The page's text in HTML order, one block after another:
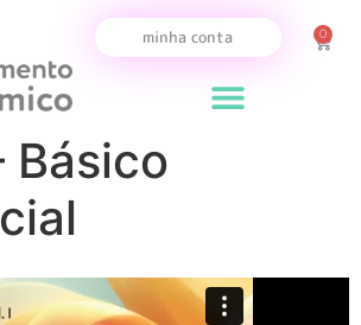
minha conta 0
Básico